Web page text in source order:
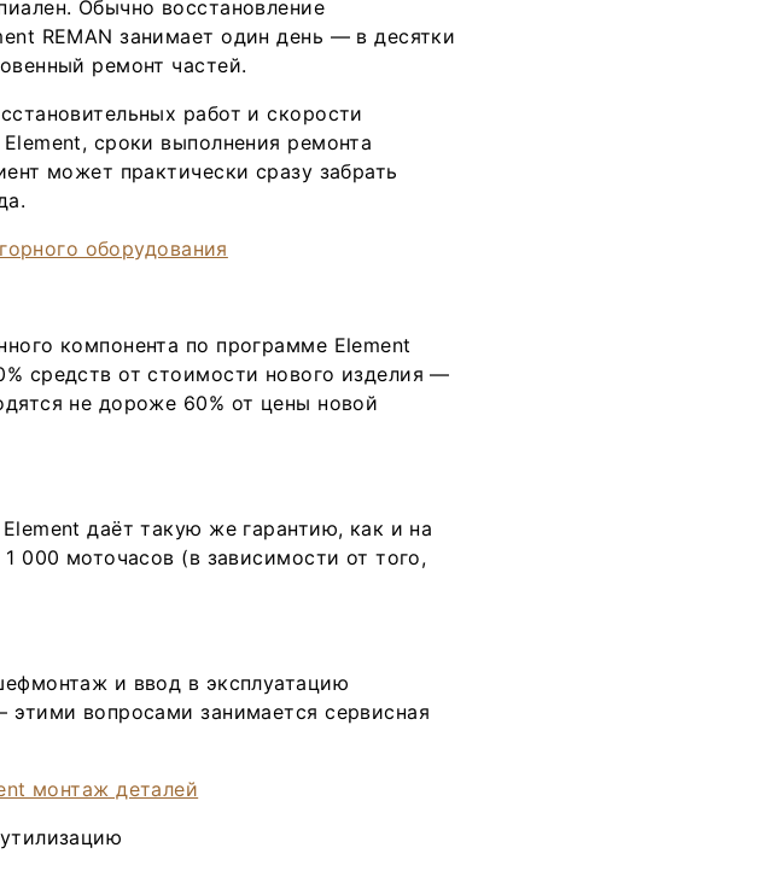
Обычно восстановление
REMAN занимает один день — в десятки
ремонт частей.
работ и скорости
сроки выполнения ремонта
может практически сразу забрать
компонента по программе Element
средств от стоимости нового изделия —
не дороже 60% от цены новой
даёт такую же гарантию, как и на
000 моточасов (в зависимости от того,
и ввод в эксплуатацию
этими вопросами занимается сервисная